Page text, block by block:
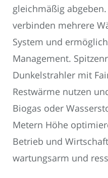
gleichmäßig
verbinden mehrere
System und
Management.
Dunkelstrahler mit
Restwärme nutzen
Biogas oder
Metern Höhe
Betrieb und
wartungsarm und